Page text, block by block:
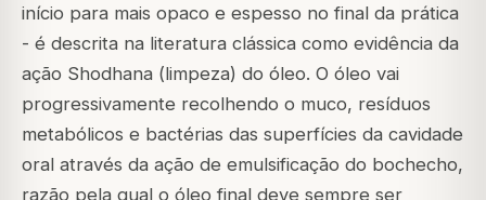
início para mais opaco e espesso no final da prática
- é descrita na literatura clássica como evidência da
ação Shodhana (limpeza) do óleo. O óleo vai
progressivamente recolhendo o muco, resíduos
metabólicos e bactérias das superfícies da cavidade
oral através da ação de emulsificação do bochecho,
razão pela qual o óleo final deve sempre ser